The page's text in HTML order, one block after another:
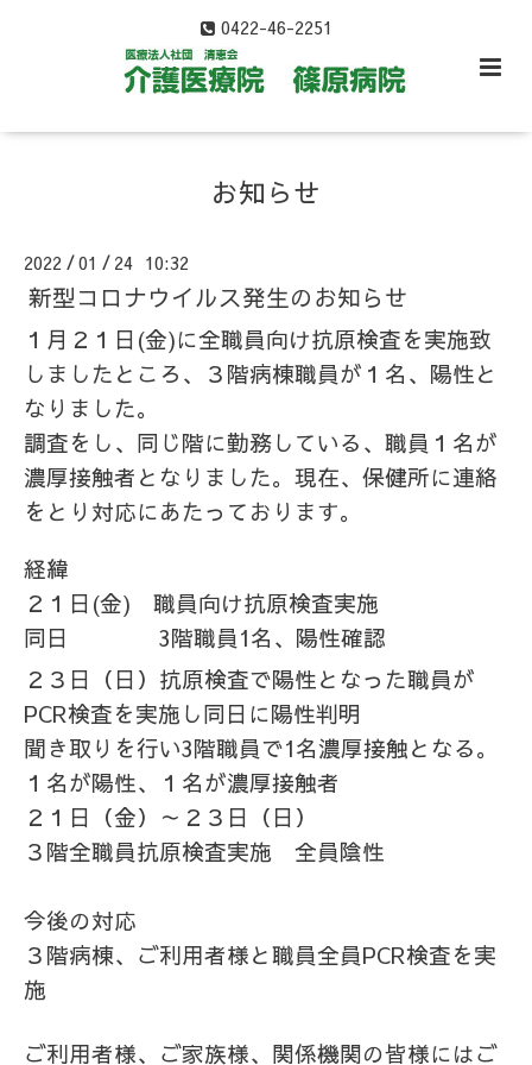
0422-46-2251
お知らせ
2022 /01 / 24 10:32
新型コロナウイルス発生のお知らせ
１月２１日(金)に全職員向け抗原検査を実施致
しましたところ、３階病棟職員が１名、陽性と
なりました。
調査をし、同じ階に勤務している、職員１名が
濃厚接触者となりました。現在、保健所に連絡
をとり対応にあたっております。
経緯
２１日(金) 職員向け抗原検査実施
同日 3階職員1名、陽性確認
２３日（日）抗原検査で陽性となった職員が
PCR検査を実施し同日に陽性判明
聞き取りを行い3階職員で1名濃厚接触となる。
１名が陽性、１名が濃厚接触者
２１日（金）～２３日（日）
３階全職員抗原検査実施 全員陰性
今後の対応
３階病棟、ご利用者様と職員全員PCR検査を実
施
ご利用者様、ご家族様、関係機関の皆様にはご